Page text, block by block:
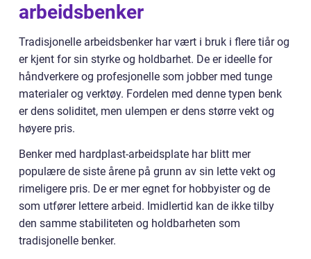
arbeidsbenker
Tradisjonelle arbeidsbenker har vært i bruk i flere tiår og
er kjent for sin styrke og holdbarhet. De er ideelle for
håndverkere og profesjonelle som jobber med tunge
materialer og verktøy. Fordelen med denne typen benk
er dens soliditet, men ulempen er dens større vekt og
høyere pris.
Benker med hardplast-arbeidsplate har blitt mer
populære de siste årene på grunn av sin lette vekt og
rimeligere pris. De er mer egnet for hobbyister og de
som utfører lettere arbeid. Imidlertid kan de ikke tilby
den samme stabiliteten og holdbarheten som
tradisjonelle benker.